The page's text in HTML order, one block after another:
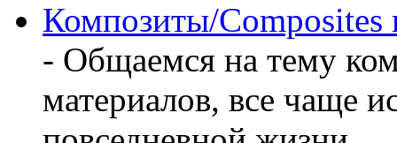
Композиты/Сomposites
- Общаемся на тему
материалов, все чаще